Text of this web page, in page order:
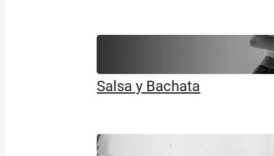
Salsa y Bachata